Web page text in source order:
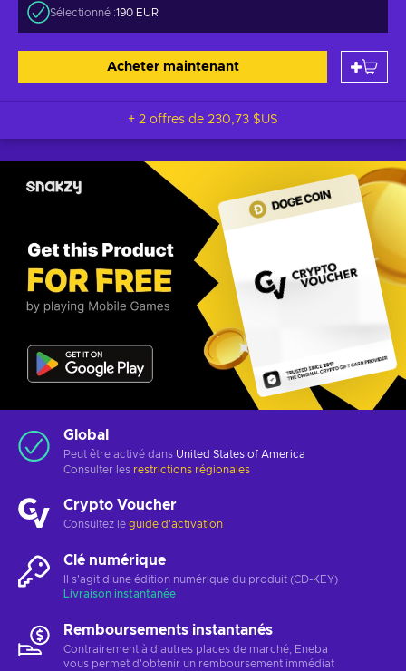
Sélectionné :190 EUR
Acheter maintenant
+ 2 offres de 230,73 $US
Global
Peut être activé dans United States of America
Consulter les restrictions régionales
Crypto Voucher
Consultez le guide d'activation
Clé numérique
Il s'agit d'une édition numérique du produit (CD-KEY)
Livraison instantanée
Remboursements instantanés
Contrairement à d'autres places de marché, Eneba
vous permet d'obtenir un remboursement immédiat